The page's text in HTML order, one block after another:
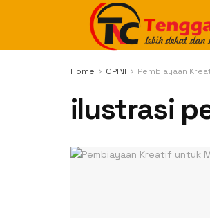
Home OPINI Pembiayaan
ilustrasi